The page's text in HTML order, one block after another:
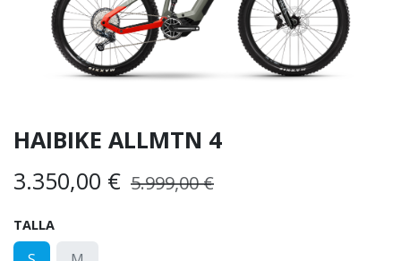
HAIBIKE ALLMTN 4
3.350,00 € 5.999,00€
TALLA